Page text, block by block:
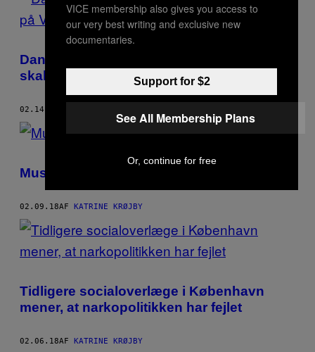
Danske sugardaters fortæller, hvad de
skal på Valentine’s Day
02.14.18
Musse er dronningen af Gothersgade
02.09.18AF KATRINE KRØJBY
Tidligere socialoverlæge i København
mener, at narkopolitikken har fejlet
02.06.18AF KATRINE KRØJBY
VICE membership also gives you access to
our very best writing and exclusive new
documentaries.
Support for $2
See All Membership Plans
Or, continue for free